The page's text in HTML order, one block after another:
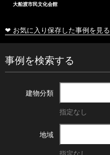
大船渡市民文化会館
❤ お気に入り保存した事例を見る
事例を検索する
建物分類
指定なし
地域
指定なし